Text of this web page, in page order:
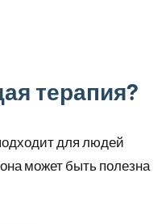
терапия?
для людей
может быть полезна